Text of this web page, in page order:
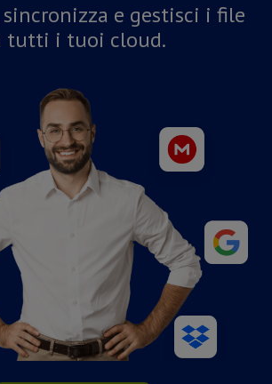
sincronizza e gestisci i file
tutti i tuoi cloud.